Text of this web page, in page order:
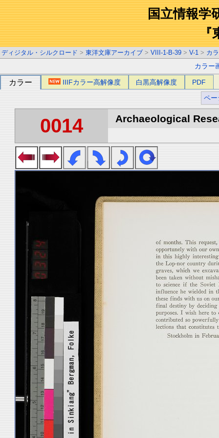
国立情報学
『
ディジタル・シルクロード > 東洋文庫アーカイブ > VIII-1-B-39 > V-1 > カ
カラー
カラー IIIFカラー高解像度 白黒高解像度 PDF
ペー
0014 Archaeological